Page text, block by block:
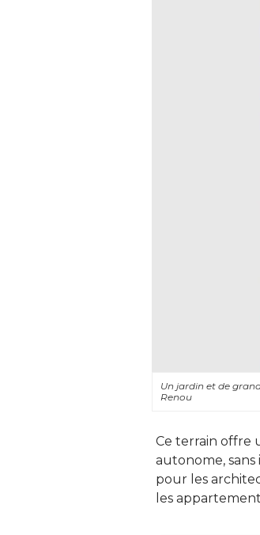
Un jardin et de
Renou
Ce terrain offre
autonome,
pour les
les